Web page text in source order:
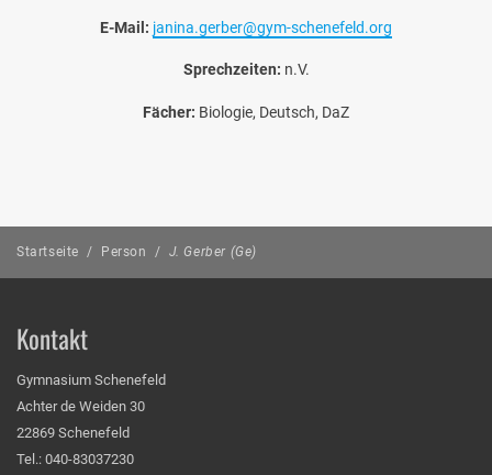
E-Mail: janina.gerber@gym-schenefeld.org
Sprechzeiten: n.V.
Fächer: Biologie, Deutsch, DaZ
Startseite / Person / J. Gerber (Ge)
Kontakt
Gymnasium Schenefeld
Achter de Weiden 30
22869 Schenefeld
Tel.: 040-83037230